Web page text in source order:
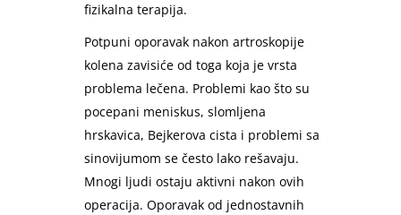
fizikalna terapija.
Potpuni oporavak nakon artroskopije
kolena zavisiće od toga koja je vrsta
problema lečena. Problemi kao što su
pocepani meniskus, slomljena
hrskavica, Bejkerova cista i problemi sa
sinovijumom se često lako rešavaju.
Mnogi ljudi ostaju aktivni nakon ovih
operacija. Oporavak od jednostavnih